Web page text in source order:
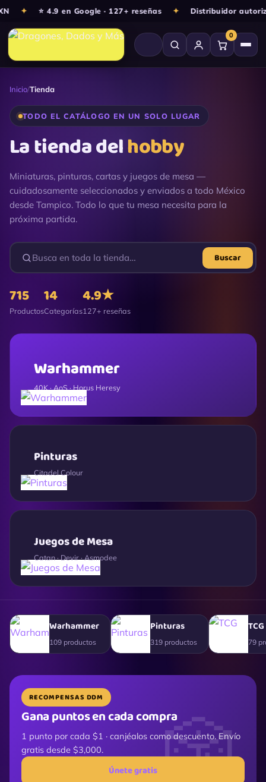
✦ ⭐ 4.9 en Google · 127+ reseñas ✦ Distribuidor autorizado
0
Ir
contenido
Inicio/Tienda
TODO EL CATÁLOGO EN UN SOLO LUGAR
La tienda delhobby
Miniaturas, pinturas, cartas y juegos de mesa —
cuidadosamente seleccionados y enviados a todo México
desde Tampico. Todo lo que tu mesa necesita para la
próxima partida.
Buscar
715
Productos
14
Categorías
4.9★
127+ reseñas
Warhammer
40K · AoS · Horus Heresy
Pinturas
Citadel Colour
Juegos de Mesa
Catan · Devir · Asmodee
Warhammer
109 productos
Pinturas
319 productos
TCG
79
RECOMPENSAS DDM
Gana puntos en cada compra
1 punto por cada $1 · canjéalos como descuento. Envío
gratis desde $3,000.
Únete gratis